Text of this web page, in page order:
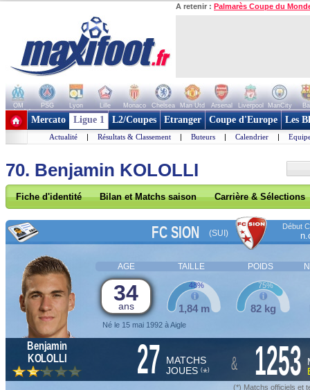
A retenir : Palmarès Coupe du
OM PSG Lyon Lille Monaco Chelsea Man Utd Arsenal Liverpool ManCity
+ de clubs
Mercato Ligue 1 L2/Coupes Etranger Coupe d'Europe Les
Actualité | Résultats & Classement | Buteurs | Calendrier |
70. Benjamin KOLOLLI
Fiche d'identité Bilan et Matchs saison Carrière & Sélections
FC SION (SUI)
Début
AGE TAILLE POIDS
34
ans
Né le 15 mai 1992 à Aigle
1,84 m
48%
82 kg
75%
Benjamin
KOLOLLI
27 MATCHS
JOUES (*) & 1253
(*) Matchs officiels et